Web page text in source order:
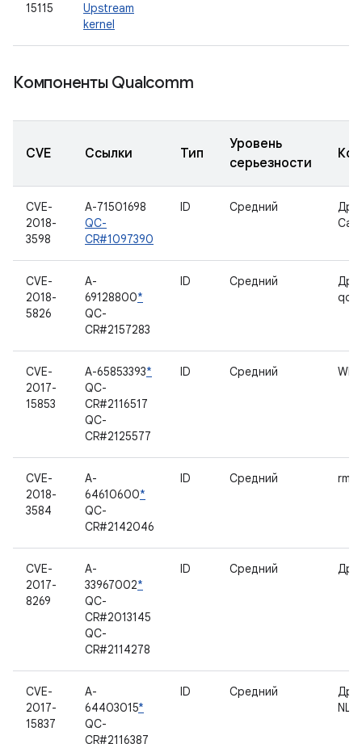
15115
Upstream
kernel
Компоненты Qualcomm
CVE Ссылки Тип
Уровень
серьезности
CVE-
2018-
3598
A-71501698
QC-
CR#1097390
ID Средний
CVE-
2018-
5826
A-
69128800*
QC-
CR#2157283
ID Средний
CVE-
2017-
15853
A-65853393*
QC-
CR#2116517
QC-
CR#2125577
ID Средний
CVE-
2018-
3584
A-
64610600*
QC-
CR#2142046
ID Средний
CVE-
2017-
8269
A-
33967002*
QC-
CR#2013145
QC-
CR#2114278
ID Средний
CVE-
2017-
15837
A-
64403015*
QC-
CR#2116387
ID Средний